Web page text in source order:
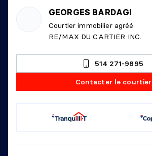
GEORGES BARDAGI
Courtier immobilier agréé
RE/MAX DU CARTIER INC.
514 271-9895
Contacter le courtier